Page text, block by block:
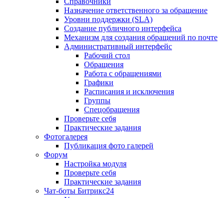
Назначение ответственного за обращение
Уровни поддержки (SLA)
Создание публичного интерфейса
Механизм для создания обращений по почте
Административный интерфейс
Рабочий стол
Обращения
Работа с обращениями
Графики
Расписания и исключения
Группы
Спецобращения
Проверьте себя
Практические задания
Фотогалерея
Публикация фото галерей
Форум
Настройка модуля
Проверьте себя
Практические задания
Чат-боты Битрикс24